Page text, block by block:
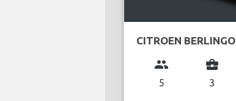
CITROEN BERLINGO
group
5
business_center
3